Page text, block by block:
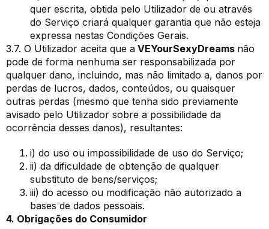
quer escrita, obtida pelo Utilizador de ou através
do Serviço criará qualquer garantia que não esteja
expressa nestas Condições Gerais.
3.7. O Utilizador aceita que a VEYourSexyDreams não
pode de forma nenhuma ser responsabilizada por
qualquer dano, incluindo, mas não limitado a, danos por
perdas de lucros, dados, conteúdos, ou quaisquer
outras perdas (mesmo que tenha sido previamente
avisado pelo Utilizador sobre a possibilidade da
ocorrência desses danos), resultantes:
i) do uso ou impossibilidade de uso do Serviço;
ii) da dificuldade de obtenção de qualquer
substituto de bens/serviços;
iii) do acesso ou modificação não autorizado a
bases de dados pessoais.
4. Obrigações do Consumidor